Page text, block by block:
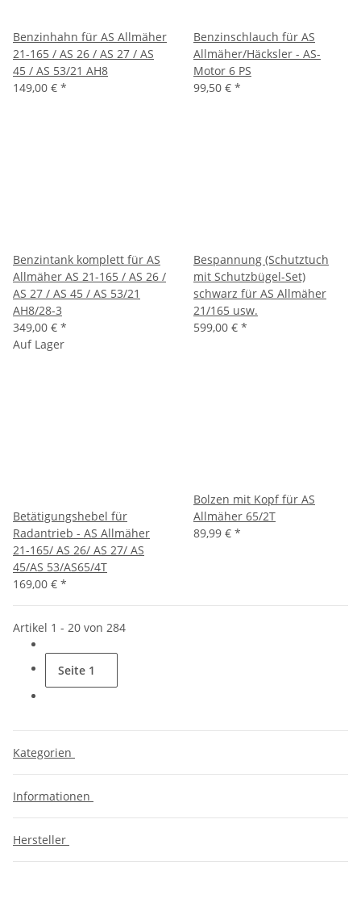
Benzinhahn für AS Allmäher
21-165 / AS 26 / AS 27 / AS
45 / AS 53/21 AH8
149,00 € *
Benzinschlauch für AS
Allmäher/Häcksler - AS-
Motor 6 PS
99,50 € *
Benzintank komplett für AS
Allmäher AS 21-165 / AS 26 /
AS 27 / AS 45 / AS 53/21
AH8/28-3
349,00 € *
Bespannung (Schutztuch
mit Schutzbügel-Set)
schwarz für AS Allmäher
21/165 usw.
599,00 € *
Auf Lager
Betätigungshebel für
Radantrieb - AS Allmäher
21-165/ AS 26/ AS 27/ AS
45/AS 53/AS65/4T
169,00 € *
Bolzen mit Kopf für AS
Allmäher 65/2T
89,99 € *
Artikel 1 - 20 von 284
Seite 1
Kategorien
Informationen
Hersteller